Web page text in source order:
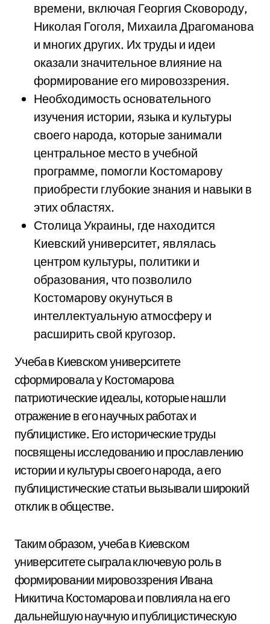
времени, включая Георгия Сковороду,
Николая Гоголя, Михаила Драгоманова
и многих других. Их труды и идеи
оказали значительное влияние на
формирование его мировоззрения.
Необходимость основательного
изучения истории, языка и культуры
своего народа, которые занимали
центральное место в учебной
программе, помогли Костомарову
приобрести глубокие знания и навыки в
этих областях.
Столица Украины, где находится
Киевский университет, являлась
центром культуры, политики и
образования, что позволило
Костомарову окунуться в
интеллектуальную атмосферу и
расширить свой кругозор.
Учеба в Киевском университете
сформировала у Костомарова
патриотические идеалы, которые нашли
отражение в его научных работах и
публицистике. Его исторические труды
посвящены исследованию и прославлению
истории и культуры своего народа, а его
публицистические статьи вызывали широкий
отклик в обществе.
Таким образом, учеба в Киевском
университете сыграла ключевую роль в
формировании мировоззрения Ивана
Никитича Костомарова и повлияла на его
дальнейшую научную и публицистическую